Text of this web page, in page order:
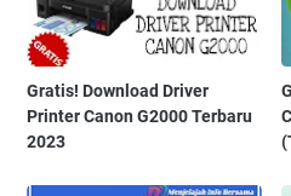
Gratis! Download Driver
Printer Canon G2000 Terbaru
2023